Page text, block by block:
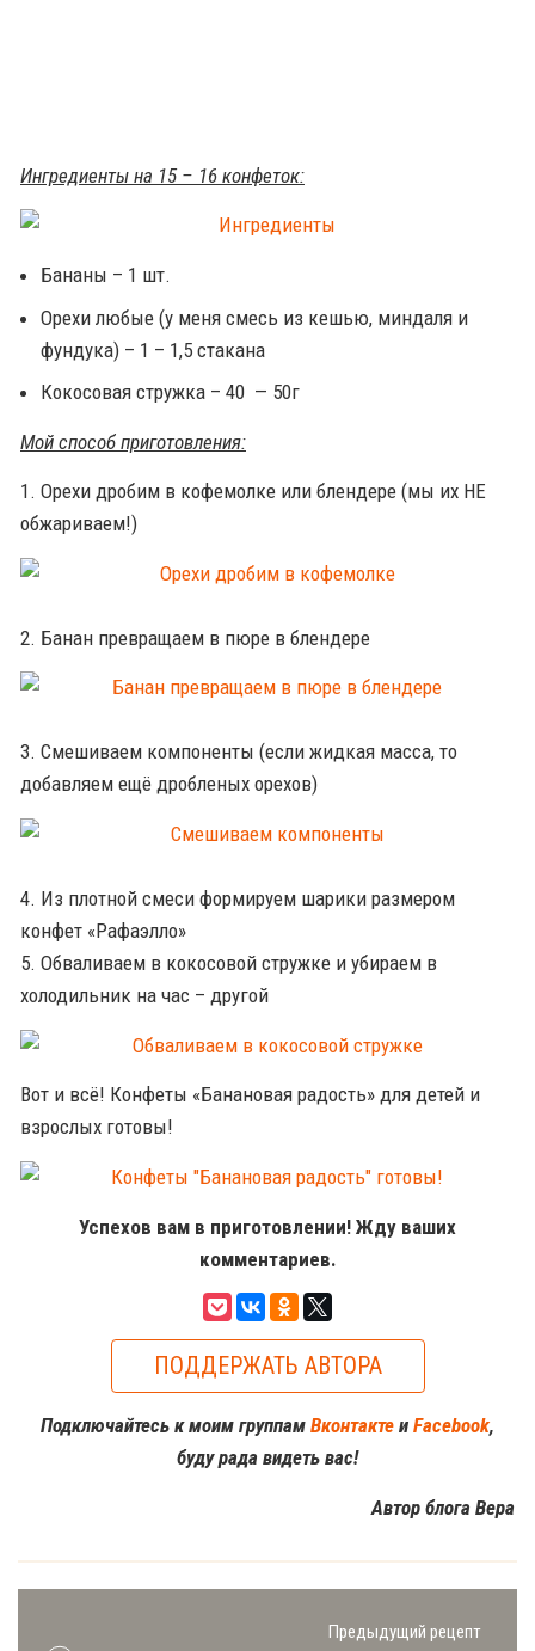
Ингредиенты на 15 – 16 конфеток:
Бананы – 1 шт.
Орехи любые (у меня смесь из кешью, миндаля и
фундука) – 1 – 1,5 стакана
Кокосовая стружка – 40 — 50г
Мой способ приготовления:
1. Орехи дробим в кофемолке или блендере (мы их НЕ
обжариваем!)
2. Банан превращаем в пюре в блендере
3. Смешиваем компоненты (если жидкая масса, то
добавляем ещё дробленых орехов)
4. Из плотной смеси формируем шарики размером
конфет «Рафаэлло»
5. Обваливаем в кокосовой стружке и убираем в
холодильник на час – другой
Вот и всё! Конфеты «Банановая радость» для детей и
взрослых готовы!
Успехов вам в приготовлении! Жду ваших
комментариев.
ПОДДЕРЖАТЬ АВТОРА
Подключайтесь к моим группам Вконтакте и Facebook,
буду рада видеть вас!
Автор блога Вера
Предыдущий рецепт